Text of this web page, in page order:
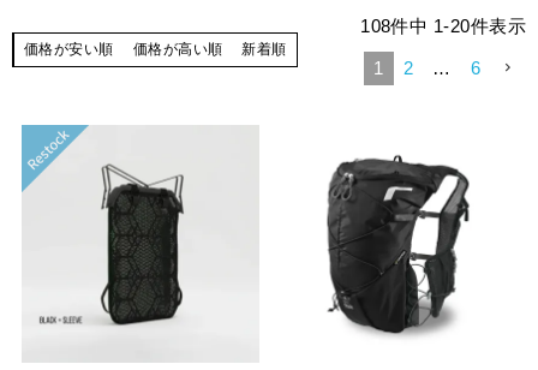
価格が安い順 価格が高い順 新着順
108件中 1-20件表示
1 2 … 6